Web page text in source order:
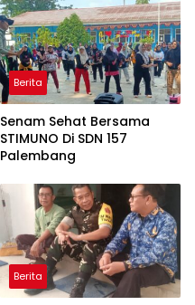
Berita
Senam Sehat Bersama
STIMUNO Di SDN 157
Palembang
Berita